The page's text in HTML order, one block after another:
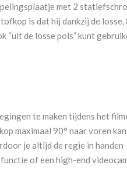
met 2
is dat hij dankzij de losse,
“uit de losse pols” kunt
te maken tijdens het
maximaal 90° naar voren
je altijd de regie in handen
of een high-end